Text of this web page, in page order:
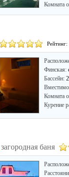
Комната
Рейтинг:
Финская:
Бассейн:
Комната
Курение
загородная баня